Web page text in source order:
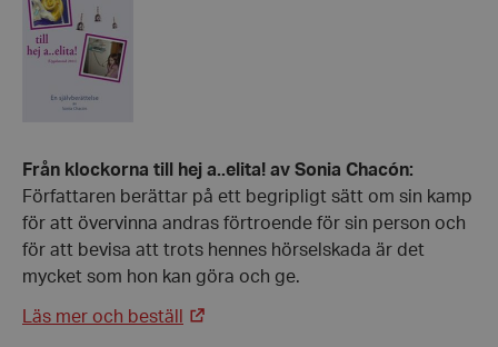
Från klockorna till hej a..elita! av Sonia Chacón:
Författaren berättar på ett begripligt sätt om sin kamp
för att övervinna andras förtroende för sin person och
för att bevisa att trots hennes hörselskada är det
mycket som hon kan göra och ge.
Läs mer och beställ